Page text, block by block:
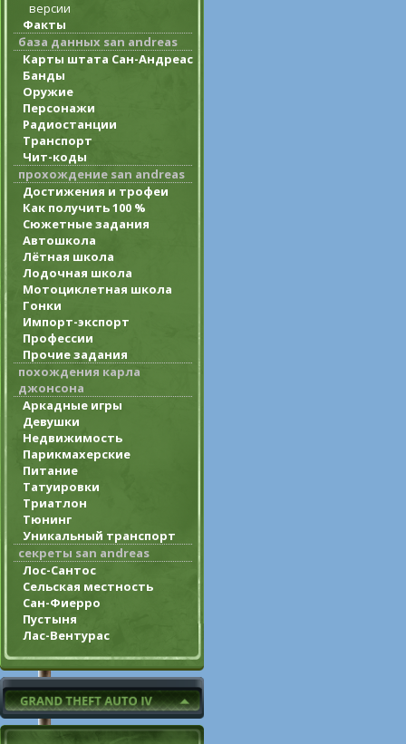
версии
Факты
база данных san andreas
Карты штата Сан-Андреас
Банды
Оружие
Персонажи
Радиостанции
Транспорт
Чит-коды
прохождение san andreas
Достижения и трофеи
Как получить 100 %
Сюжетные задания
Автошкола
Лётная школа
Лодочная школа
Мотоциклетная школа
Гонки
Импорт-экспорт
Профессии
Прочие задания
похождения карла
джонсона
Аркадные игры
Девушки
Недвижимость
Парикмахерские
Питание
Татуировки
Триатлон
Тюнинг
Уникальный транспорт
секреты san andreas
Лос-Сантос
Сельская местность
Сан-Фиерро
Пустыня
Лас-Вентурас